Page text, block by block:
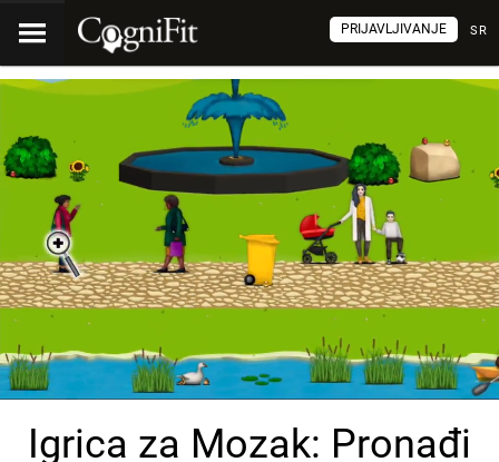
SR
PRIJAVLJIVANJE
Igrica za Mozak: Pronađi